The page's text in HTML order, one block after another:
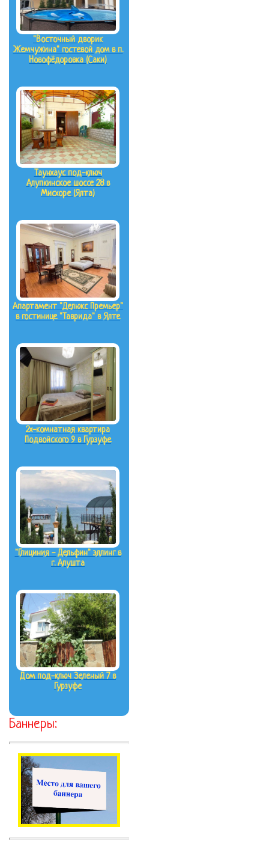
"Восточный дворик
Жемчужина" гостевой дом в п.
Новофёдоровка (Саки)
Таунхаус под-ключ
Алупкинское шоссе 28 в
Мисхоре (Ялта)
Апартамент "Делюкс Премьер"
в гостинице "Таврида" в Ялте
2х-комнатная квартира
Подвойского 9 в Гурзуфе
"Глициния - Дельфин" эллинг в
г. Алушта
Дом под-ключ Зеленый 7 в
Гурзуфе
Баннеры: